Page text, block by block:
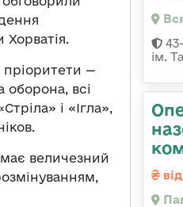
Хорватія.
—
всі
і «Ігла»,
має величезний
ім.